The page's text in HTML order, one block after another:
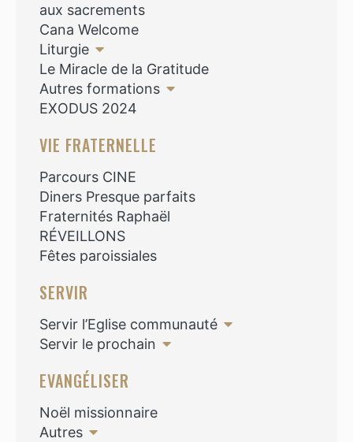
aux sacrements
Cana Welcome
Liturgie
Le Miracle de la Gratitude
Autres formations
EXODUS 2024
VIE FRATERNELLE
Parcours CINE
Diners Presque parfaits
Fraternités Raphaël
RÉVEILLONS
Fêtes paroissiales
SERVIR
Servir l’Eglise communauté
Servir le prochain
EVANGÉLISER
Noël missionnaire
Autres